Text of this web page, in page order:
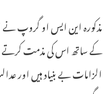
مذکورہ این ایس او گروپ نے
کے ساتھ اس کی مذمت کرتے
الزامات بے بنیاد ہیں اور